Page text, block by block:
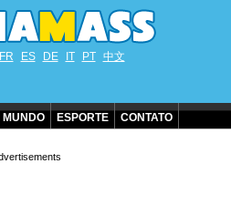
FR ES DE IT PT 中文
MUNDO ESPORTE CONTATO